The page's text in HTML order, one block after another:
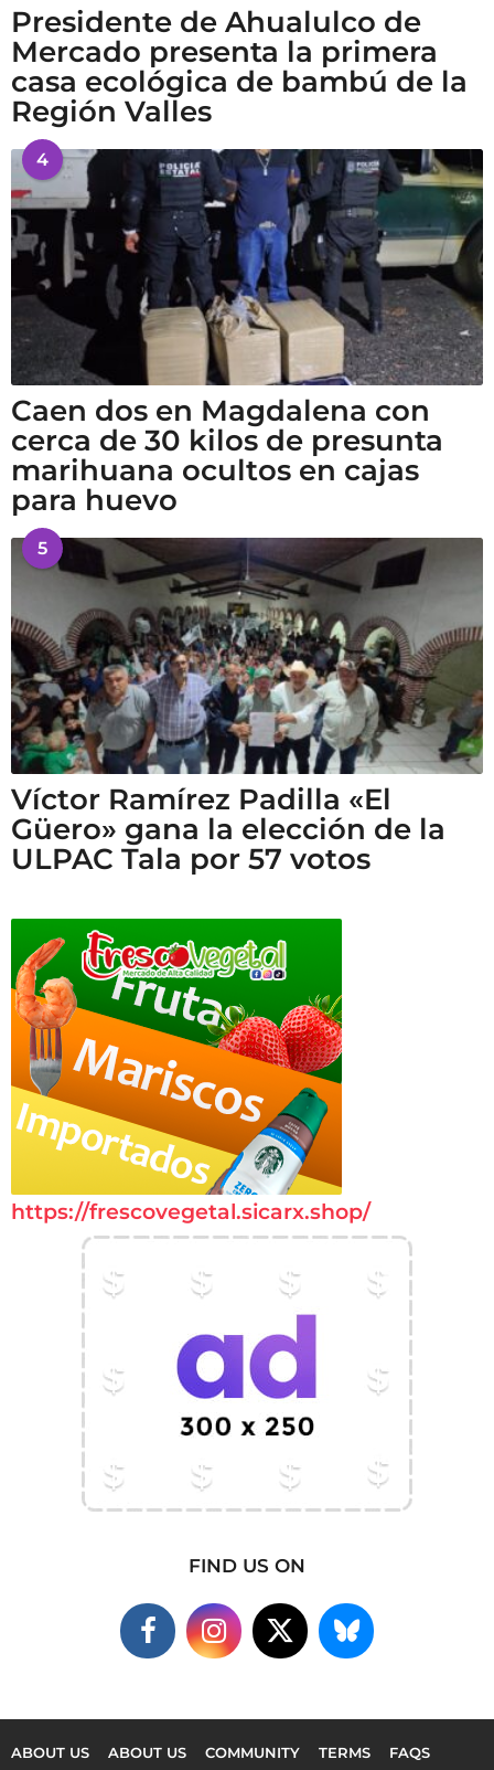
Presidente de Ahualulco de
Mercado presenta la primera
casa ecológica de bambú de la
Región Valles
4
Caen dos en Magdalena con
cerca de 30 kilos de presunta
marihuana ocultos en cajas
para huevo
5
Víctor Ramírez Padilla «El
Güero» gana la elección de la
ULPAC Tala por 57 votos
https://frescovegetal.sicarx.shop/
FIND US ON
ABOUT US ABOUT US COMMUNITY TERMS
FAQS